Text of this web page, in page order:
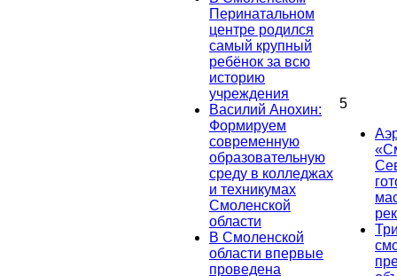
Перинатальном
центре родился
самый крупный
ребёнок за всю
историю
учреждения
Василий Анохин:
Формируем
современную
образовательную
среду в колледжах
и техникумах
Смоленской
области
В Смоленской
области впервые
проведена
5